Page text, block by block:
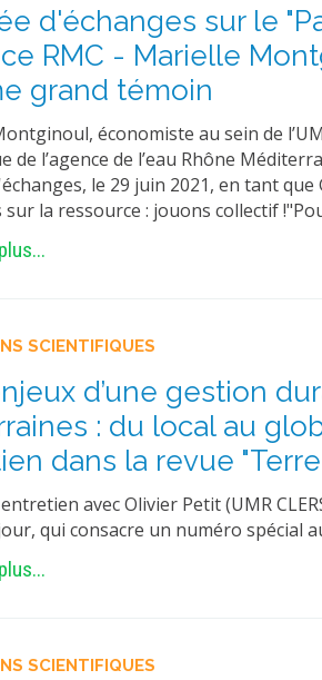
d'échanges sur le
RMC - Marielle
grand témoin
économiste au sein de
de l’agence de l’eau Rhône
le 29 juin 2021, en tant que
sur la ressource : jouons collectif
SCIENTIFIQUES
d’une gestion
: du local au
dans la revue
avec Olivier Petit (UMR
qui consacre un numéro spécial
SCIENTIFIQUES